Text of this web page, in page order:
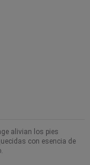
alivian los pies
con esencia de